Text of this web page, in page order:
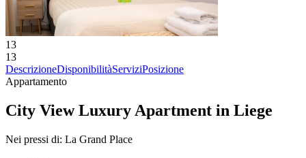
13
13
DescrizioneDisponibilitàServiziPosizione
Appartamento
City View Luxury Apartment in Liege
Nei pressi di: La Grand Place